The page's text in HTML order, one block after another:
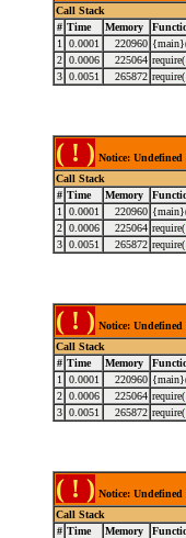
Call Stack
# Time Memory
1
0.0001 220960
2 0.0006 225064 require(
3 0.0051 265872 require(
( ! ) Notice:
Call Stack
# Time Memory
1
0.0001 220960
2 0.0006 225064 require(
3 0.0051 265872 require(
( ! ) Notice:
Call Stack
# Time Memory
1
0.0001 220960
2 0.0006 225064 require(
3 0.0051 265872 require(
( ! ) Notice:
Call Stack
# Time Memory